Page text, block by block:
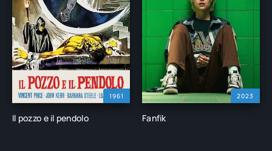
1961
Il pozzo e il pendolo
2023
Fanfik